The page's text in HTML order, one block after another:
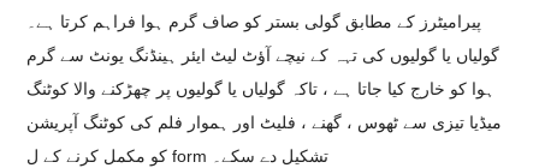
پیرامیٹرز کے مطابق گولی بستر کو صاف گرم ہوا فراہم کرتا ہے۔
گولیاں یا گولیوں کی تہہ کے نیچے آؤٹ لیٹ ایئر ہینڈنگ یونٹ سے گرم
ہوا کو خارج کیا جاتا ہے ، تاکہ گولیاں یا گولیوں پر چھڑکنے والا کوٹنگ
میڈیا تیزی سے ٹھوس ، گھنے ، فلیٹ اور ہموار فلم کی کوٹنگ آپریشن
کو مکمل کرنے کے ل form تشکیل دے سکے۔